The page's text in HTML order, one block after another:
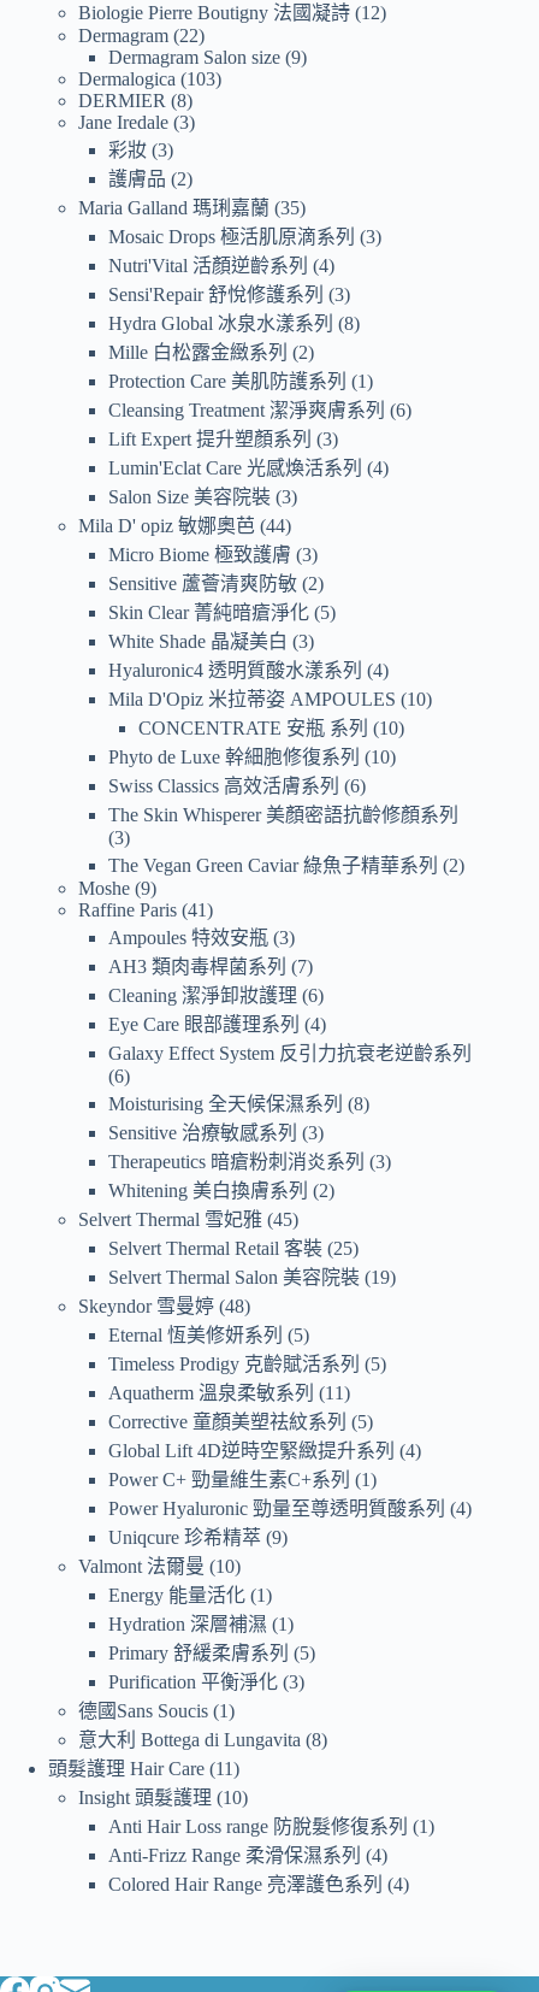
Biologie Pierre Boutigny 法國凝詩 12
Dermagram 22
Dermagram Salon size 9
Dermalogica
103
DERMIER
8
Jane Iredale 3
彩妝 3
護膚品
2
Maria Galland 瑪琍嘉蘭 35
Mosaic Drops 極活肌原滴系列
3
Nutri'Vital 活顏逆齡系列
4
Sensi'Repair 舒悅修護系列
3
Hydra Global 冰泉水漾系列
8
Mille 白松露金緻系列
2
Protection Care 美肌防護系列
1
Cleansing Treatment 潔淨爽膚系列
6
Lift Expert 提升塑顏系列
3
Lumin'Eclat Care 光感煥活系列
4
Salon Size 美容院裝 3
Mila D' opiz 敏娜奧芭 44
Micro Biome 極致護膚 3
Sensitive 蘆薈清爽防敏 2
Skin Clear 菁純暗瘡淨化 5
White Shade 晶凝美白
3
Hyaluronic4 透明質酸水漾系列
4
Mila D'Opiz 米拉蒂姿 AMPOULES
10
CONCENTRATE 安瓶 系列
10
Phyto de Luxe 幹細胞修復系列
10
Swiss Classics 高效活膚系列
6
The Skin Whisperer 美顏密語抗齡修顏系列
3
The Vegan Green Caviar 綠魚子精華系列
2
Moshe 9
Raffine Paris 41
Ampoules 特效安瓶 3
AH3 類肉毒桿菌系列
7
Cleaning 潔淨卸妝護理 6
Eye Care 眼部護理系列
4
Galaxy Effect System 反引力抗衰老逆齡系列
6
Moisturising 全天候保濕系列
8
Sensitive 治療敏感系列
3
Therapeutics 暗瘡粉刺消炎系列
3
Whitening 美白換膚系列
2
Selvert Thermal 雪妃雅 45
Selvert Thermal Retail 客裝 25
Selvert Thermal Salon 美容院裝 19
Skeyndor 雪曼婷 48
Eternal 恆美修妍系列
5
Timeless Prodigy 克齡賦活系列
5
Aquatherm 溫泉柔敏系列
11
Corrective 童顏美塑祛紋系列
5
Global Lift 4D逆時空緊緻提升系列
4
Power C+ 勁量維生素C+系列
1
Power Hyaluronic 勁量至尊透明質酸系列
4
Uniqcure 珍希精萃 9
Valmont 法爾曼
10
Energy 能量活化 1
Hydration 深層補濕
1
Primary 舒緩柔膚系列
5
Purification 平衡淨化 3
德國Sans Soucis 1
意大利 Bottega di Lungavita 8
頭髮護理 Hair Care 11
Insight 頭髮護理
10
Anti Hair Loss range 防脫髮修復系列
1
Anti-Frizz Range 柔滑保濕系列
4
Colored Hair Range 亮澤護色系列
4